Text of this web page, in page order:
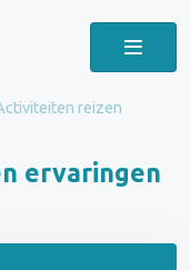
reizen
ervaringen